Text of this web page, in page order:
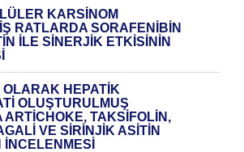
ANKETLERI
KARSİNOM
RATLARDA SORAFENİBİN
İLE SİNERJİK ETKİSİNİN
OLARAK HEPATİK
OLUŞTURULMUŞ
TAKSİFOLİN,
VE SİRİNJİK ASİTİN
İNCELENMESİ